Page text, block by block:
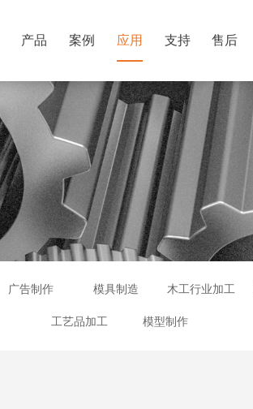
产品 案例 应用 支持 售后
广告制作 模具制造 木工行业加工
工艺品加工 模型制作